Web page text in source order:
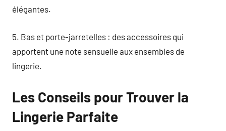
élégantes.
5. Bas et porte-jarretelles : des accessoires qui
apportent une note sensuelle aux ensembles de
lingerie.
Les Conseils pour Trouver la
Lingerie Parfaite